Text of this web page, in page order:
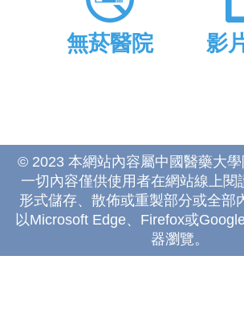
無菸醫院 影
© 2023 本網站內容屬中國醫藥大學
一切內容僅供使用者在網站線上閱
形式儲存、散佈或重製部分或全部
以Microsoft Edge、Firefox或
器瀏覽。